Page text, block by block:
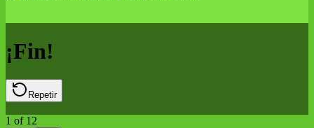
¡Fin!
Repetir
1 of 12